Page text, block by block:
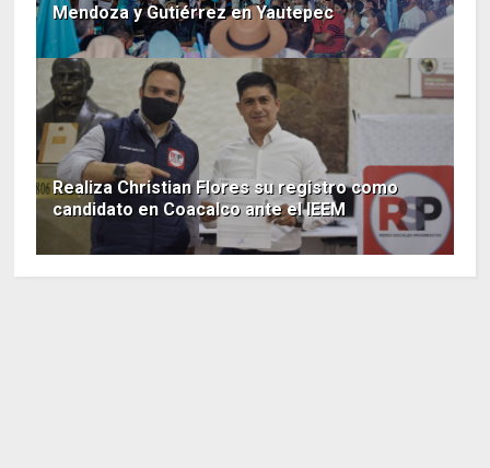
Mendoza y Gutiérrez en Yautepec
Realiza Christian Flores su registro como
candidato en Coacalco ante el IEEM